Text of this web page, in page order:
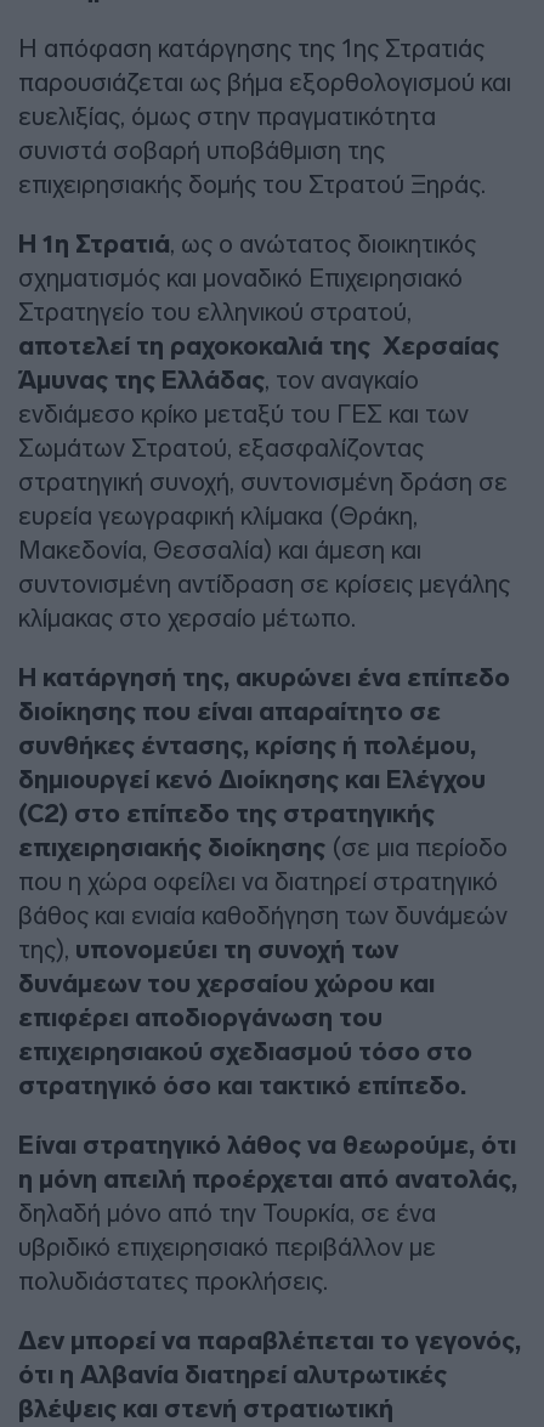
Η απόφαση κατάργησης της 1ης Στρατιάς
παρουσιάζεται ως βήμα εξορθολογισμού και
ευελιξίας, όμως στην πραγματικότητα
συνιστά σοβαρή υποβάθμιση της
επιχειρησιακής δομής του Στρατού Ξηράς.
Η 1η Στρατιά, ως ο ανώτατος διοικητικός
σχηματισμός και μοναδικό Επιχειρησιακό
Στρατηγείο του ελληνικού στρατού,
αποτελεί τη ραχοκοκαλιά της Χερσαίας
Άμυνας της Ελλάδας, τον αναγκαίο
ενδιάμεσο κρίκο μεταξύ του ΓΕΣ και των
Σωμάτων Στρατού, εξασφαλίζοντας
στρατηγική συνοχή, συντονισμένη δράση σε
ευρεία γεωγραφική κλίμακα (Θράκη,
Μακεδονία, Θεσσαλία) και άμεση και
συντονισμένη αντίδραση σε κρίσεις μεγάλης
κλίμακας στο χερσαίο μέτωπο.
Η κατάργησή της, ακυρώνει ένα επίπεδο
διοίκησης που είναι απαραίτητο σε
συνθήκες έντασης, κρίσης ή πολέμου,
δημιουργεί κενό Διοίκησης και Ελέγχου
(C2) στο επίπεδο της στρατηγικής
επιχειρησιακής διοίκησης (σε μια περίοδο
που η χώρα οφείλει να διατηρεί στρατηγικό
βάθος και ενιαία καθοδήγηση των δυνάμεών
της), υπονομεύει τη συνοχή των
δυνάμεων του χερσαίου χώρου και
επιφέρει αποδιοργάνωση του
επιχειρησιακού σχεδιασμού τόσο στο
στρατηγικό όσο και τακτικό επίπεδο.
Είναι στρατηγικό λάθος να θεωρούμε, ότι
η μόνη απειλή προέρχεται από ανατολάς,
δηλαδή μόνο από την Τουρκία, σε ένα
υβριδικό επιχειρησιακό περιβάλλον με
πολυδιάστατες προκλήσεις.
Δεν μπορεί να παραβλέπεται το γεγονός,
ότι η Αλβανία διατηρεί αλυτρωτικές
βλέψεις και στενή στρατιωτική